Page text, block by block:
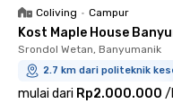
Coliving • Campur
Kost Maple House
Srondol Wetan, Banyumanik
2.7 km dari politeknik
mulai dari Rp2.000.000 /